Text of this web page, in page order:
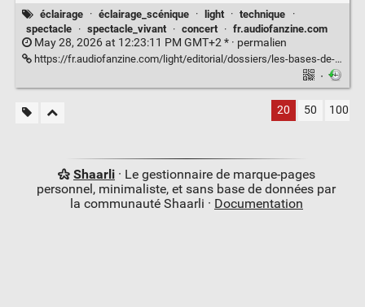
éclairage · éclairage_scénique · light · technique
·
spectacle
· spectacle_vivant · concert · fr.audiofanzine.com
May 28, 2026 at 12:23:11 PM GMT+2 * · permalien
https://fr.audiofanzine.com/light/editorial/dossiers/les-bases-de-l-eclairage-il-lumiere-et-couleurs.html
·
20 50 100
Shaarli· Le gestionnaire de marque-pages
personnel, minimaliste, et sans base de données par
la communauté Shaarli · Documentation